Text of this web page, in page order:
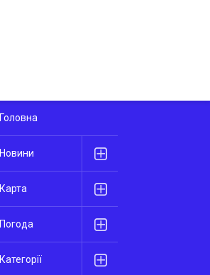
Головна
Новини
Карта
Погода
Категорії